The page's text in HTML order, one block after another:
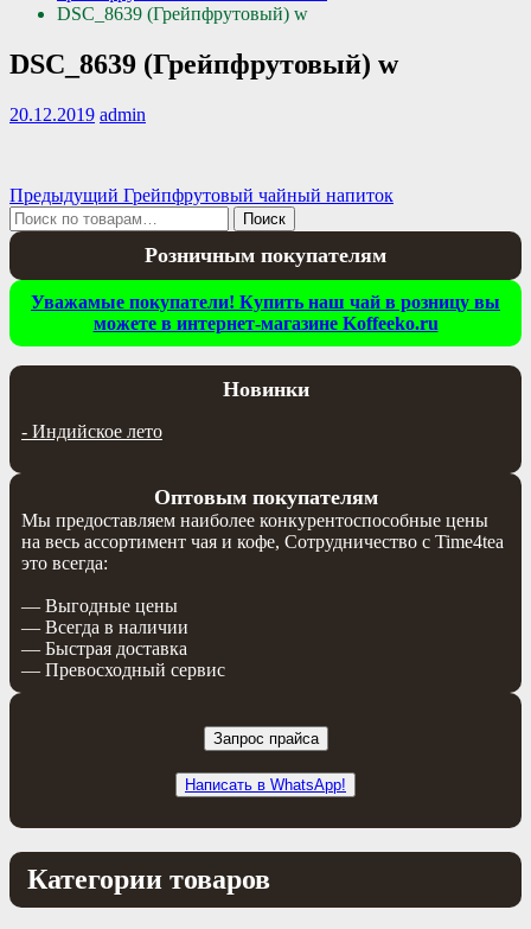
DSC_8639 (Грейпфрутовый) w
DSC_8639 (Грейпфрутовый) w
20.12.2019 admin
Навигация
по
записям
Предыдущий Предыдущая
запись:
Грейпфрутовый чайный напиток
Искать:
Поиск
Розничным покупателям
Уважамые покупатели! Купить наш чай в розницу вы
можете в интернет-магазине Koffeeko.ru
Новинки
- Индийское лето
Оптовым покупателям
Мы предоставляем наиболее конкурентоспособные цены
на весь ассортимент чая и кофе, Сотрудничество с Time4tea
это всегда:
— Выгодные цены
— Всегда в наличии
— Быстрая доставка
— Превосходный сервис
Запрос прайса
Написать в WhatsApp!
Категории товаров